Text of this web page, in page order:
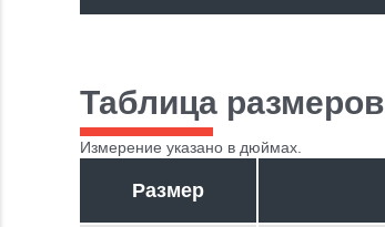
Таблица размеров
Измерение указано в дюймах.
Размер